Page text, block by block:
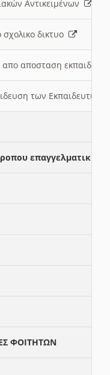
Αντικειμένων
δικτυο
απο αποσταση
των
επαγγελματικης
ΦΟΙΤΗΤΩΝ